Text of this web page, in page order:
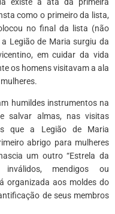
como o primeiro da lista,
no final da lista (não
Legião de Maria surgiu da
em cuidar da vida
os homens visitavam a ala
humildes instrumentos na
salvar almas, nas visitas
que a Legião de Maria
abrigo para mulheres
um outro “Estrela da
mendigos ou
organizada aos moldes do
de seus membros